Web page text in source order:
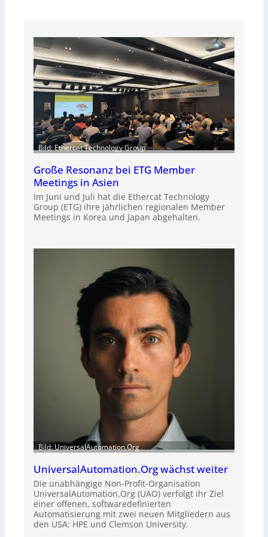
Bild: Ethercat Technology Group
Große Resonanz bei ETG Member
Meetings in Asien
Im Juni und Juli hat die Ethercat Technology
Group (ETG) ihre jährlichen regionalen Member
Meetings in Korea und Japan abgehalten.
Bild: UniversalAutomation.Org
UniversalAutomation.Org wächst weiter
Die unabhängige Non-Profit-Organisation
UniversalAutomation.Org (UAO) verfolgt ihr Ziel
einer offenen, softwaredefinierten
Automatisierung mit zwei neuen Mitgliedern aus
den USA: HPE und Clemson University.